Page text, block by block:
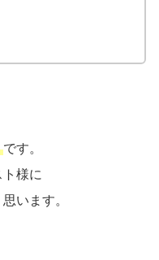
です。
様に
います。